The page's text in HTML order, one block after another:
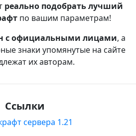
реально подобрать лучший
по вашим параметрам!
с официальными лицами, а
знаки упомянутые на сайте
их авторам.
Ссылки
сервера 1.21